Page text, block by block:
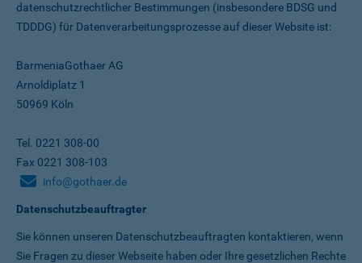
datenschutz­rechtlicher Bestimmungen (insbesondere BDSG und
TDDDG) für Daten­verarbeitungs­prozesse auf dieser Website ist:
BarmeniaGothaer AG
Arnoldiplatz 1
50969 Köln
Tel. 0221 308-00
Fax 0221 308-103
info@gothaer.de
Datenschutzbeauftragter
Sie können unseren Datenschutz­beauftragten kontaktieren, wenn
Sie Fragen zu dieser Webseite haben oder Ihre gesetzlichen Rechte